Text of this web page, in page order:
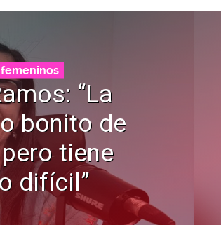
“La
bonito de
tiene
difícil”